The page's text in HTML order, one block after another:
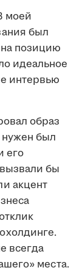
моей
был
позицию
идеальное
интервью
образ
нужен был
его
бы
акцент
всегда
места.